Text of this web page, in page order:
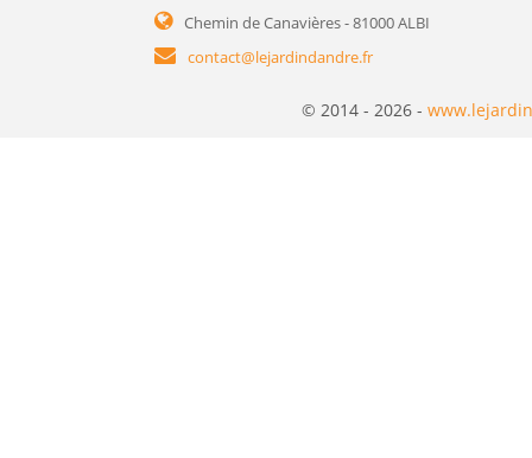
Chemin de Canavières - 81000 ALBI
contact@lejardindandre.fr
© 2014 - 2026 -